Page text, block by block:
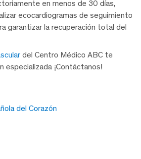
en menos de 30 días,
ecocardiogramas de seguimiento
garantizar la recuperación total del
del Centro Médico ABC te
especializada ¡Contáctanos!
del Corazón